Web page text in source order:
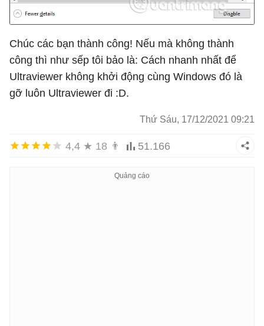
Chúc các bạn thành công! Nếu mà không thành
công thì như sếp tôi bảo là: Cách nhanh nhất để
Ultraviewer không khởi động cùng Windows đó là
gỡ luôn Ultraviewer đi :D.
Thứ Sáu, 17/12/2021 09:21
4,4 ★ 18 👨 51.166